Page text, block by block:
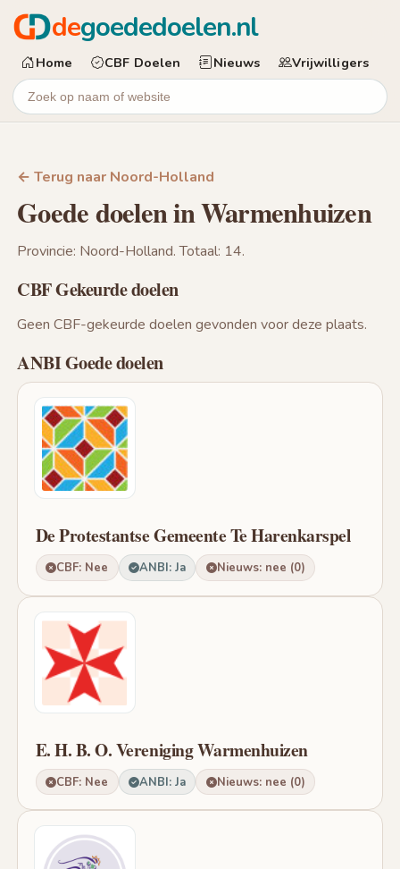
degoededoelen.nl
Home CBF Doelen Nieuws Vrijwilligers
← Terug naar Noord-Holland
Goede doelen in Warmenhuizen
Provincie: Noord-Holland. Totaal: 14.
CBF Gekeurde doelen
Geen CBF-gekeurde doelen gevonden voor deze plaats.
ANBI Goede doelen
De Protestantse Gemeente Te Harenkarspel
CBF: Nee ANBI: Ja Nieuws: nee (0)
E. H. B. O. Vereniging Warmenhuizen
CBF: Nee ANBI: Ja Nieuws: nee (0)